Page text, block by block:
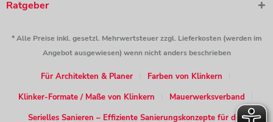
Ratgeber
* Alle Preise inkl. gesetzl. Mehrwertsteuer zzgl. Lieferkosten (werden im
Angebot ausgewiesen) wenn nicht anders beschrieben
Für Architekten & Planer
Farben von Klinkern
Klinker-Formate / Maße von Klinkern
Mauerwerksverband
Serielles Sanieren – Effiziente Sanierungskonzepte für den